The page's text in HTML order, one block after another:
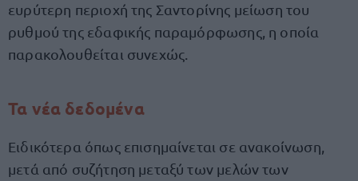
ευρύτερη περιοχή της Σαντορίνης μείωση του
ρυθμού της εδαφικής παραμόρφωσης, η οποία
παρακολουθείται συνεχώς.
Τα νέα δεδομένα
Ειδικότερα όπως επισημαίνεται σε ανακοίνωση,
μετά από συζήτηση μεταξύ των μελών των